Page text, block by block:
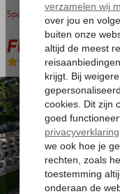
Home
Spanje Balearen Ibiza
Fly & Go
Halfpension